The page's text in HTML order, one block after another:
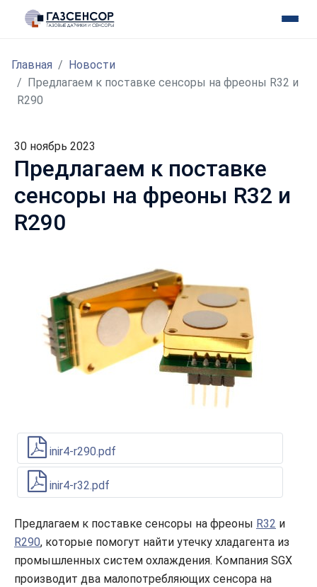
Главная
Новости
Предлагаем к поставке сенсоры на фреоны R32 и
R290
30 ноябрь 2023
Предлагаем к поставке
сенсоры на фреоны R32 и
R290
inir4-r290.pdf
inir4-r32.pdf
Предлагаем к поставке сенсоры на фреоны R32 и
R290, которые помогут найти утечку хладагента из
промышленных систем охлаждения. Компания SGX
производит два малопотребляющих сенсора на